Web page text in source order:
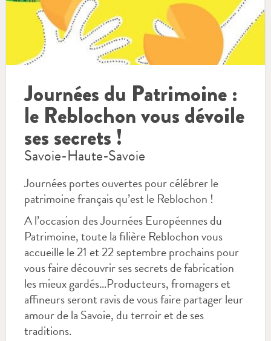
Journées du Patrimoine :
le Reblochon vous dévoile
ses secrets !
Savoie-Haute-Savoie
Journées portes ouvertes pour célébrer le
patrimoine français qu’est le Reblochon !
A l’occasion des Journées Européennes du
Patrimoine, toute la filière Reblochon vous
accueille le 21 et 22 septembre prochains pour
vous faire découvrir ses secrets de fabrication
les mieux gardés…Producteurs, fromagers et
affineurs seront ravis de vous faire partager leur
amour de la Savoie, du terroir et de ses
traditions.